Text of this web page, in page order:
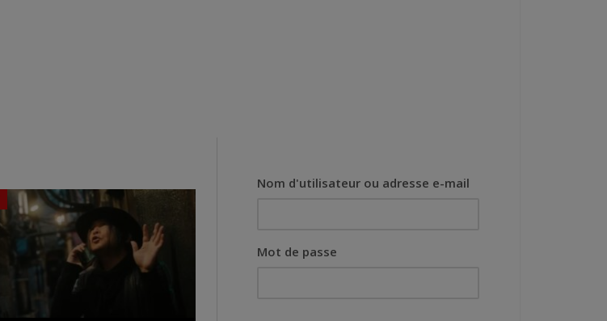
Nom d'utilisateur ou adresse e-mail
Mot de passe